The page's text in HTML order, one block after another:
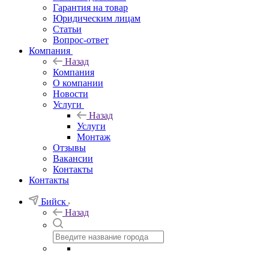
Гарантия на товар
Юридическим лицам
Статьи
Вопрос-ответ
Компания
Назад
Компания
О компании
Новости
Услуги
Назад
Услуги
Монтаж
Отзывы
Вакансии
Контакты
Контакты
Бийск
Назад